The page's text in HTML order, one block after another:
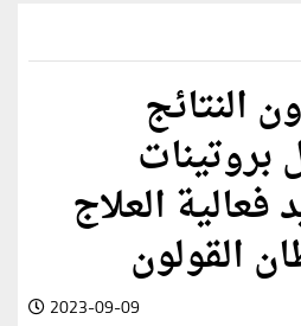
النتائج
بروتينات
فعالية العلاج
القولون
2023-09-09